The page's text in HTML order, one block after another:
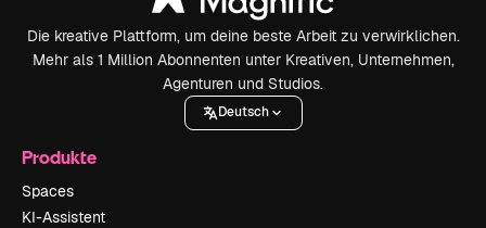
Die kreative Plattform, um deine beste Arbeit zu verwirklichen.
Mehr als 1 Million Abonnenten unter Kreativen, Unternehmen,
Agenturen und Studios.
Deutsch
Produkte
Spaces
KI-Assistent